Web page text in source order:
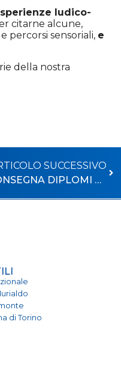
ludico-
citarne alcune,
percorsi sensoriali, e
della nostra
SUCCESSIVO
CONSEGNA DIPLOMI ALL’ENGIM DI PINEROLO
di Torino